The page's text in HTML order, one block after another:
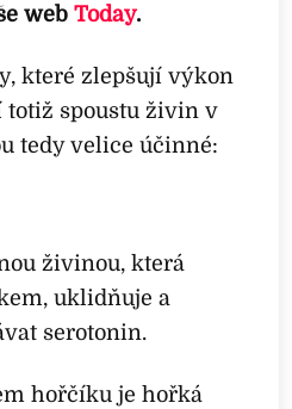
webToday.
které zlepšují výkon
totiž spoustu živin v
tedy velice účinné:
živinou, která
uklidňuje a
serotonin.
hořčíku je hořká